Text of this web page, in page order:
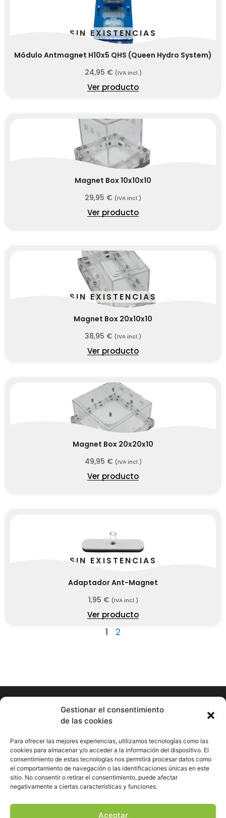
Gestionar el consentimiento
de las cookies
Para ofrecer las mejores experiencias, utilizamos tecnologías como las
cookies para almacenar y/o acceder a la información del dispositivo. El
consentimiento de estas tecnologías nos permitirá procesar datos como
el comportamiento de navegación o las identificaciones únicas en este
sitio. No consentir o retirar el consentimiento, puede afectar
negativamente a ciertas características y funciones.
Aceptar
SIN EXISTENCIAS
Módulo Antmagnet H10x5 QHS (Queen Hydro System)
24,95 € (IVA incl.)
Ver producto
Magnet Box 10x10x10
29,95 € (IVA incl.)
Ver producto
SIN EXISTENCIAS
Magnet Box 20x10x10
38,95 € (IVA incl.)
Ver producto
Magnet Box 20x20x10
49,95 € (IVA incl.)
Ver producto
SIN EXISTENCIAS
Adaptador Ant-Magnet
1,95 € (IVA incl.)
Ver producto
1 2
Hormigueando © Copyright 2023. Diseño web realizado por
656 582 507
info@hormigueando.com
Tres Cantos (Madrid)
Envíos y Devoluciones